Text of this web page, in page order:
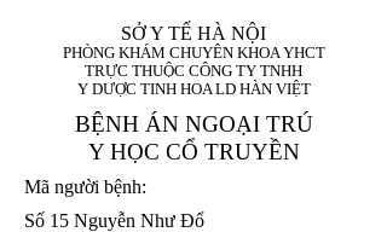
SỞ Y TẾ HÀ NỘI
PHÒNG KHÁM CHUYÊN KHOA YHCT
TRỰC THUỘC CÔNG TY TNHH
Y DƯỢC TINH HOA LD HÀN VIỆT
BỆNH ÁN NGOẠI TRÚ
Y HỌC CỔ TRUYỀN
Mã người bệnh:
Số 15 Nguyễn Như Đổ